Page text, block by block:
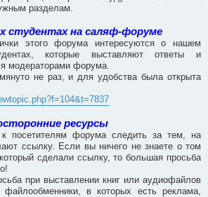
разделам.
студентах на саляф-форуме
этого форума интересуются о нашем
которые выставляют ответы и
модераторами форума.
не раз, и для удобства была открыта
ресурсы
посетителям форума следить за тем, на
ссылку. Если вы ничего не знаете о том
сделали ссылку, то большая просьба
при выставлении книг или аудиофайлов
в которых есть реклама,